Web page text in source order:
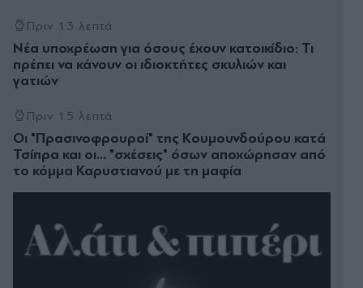
Πριν 13 λεπτά
Νέα υποχρέωση για όσους έχουν κατοικίδιο: Τι
πρέπει να κάνουν οι ιδιοκτήτες σκυλιών και
γατιών
Πριν 15 λεπτά
Οι "Πρασινοφρουροί" της Κουµουνδούρου κατά
Τσίπρα και οι... "σχέσεις" όσων αποχώρησαν από
το κόμμα Καρυστιανού με τη μαφία